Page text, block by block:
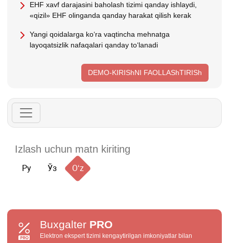
EHF хavf darajasini baholash tizimi qanday ishlaydi,
«qizil» EHF olinganda qanday harakat qilish kerak
Yangi qoidalarga koʻra vaqtincha mehnatga
layoqatsizlik nafaqalari qanday toʻlanadi
DEMO-KIRIShNI FAOLLAShTIRISh
Ру Ўз Oʻz
Buxgalter PRO
Elektron ekspert tizimi kengaytirilgan imkoniyatlar bilan